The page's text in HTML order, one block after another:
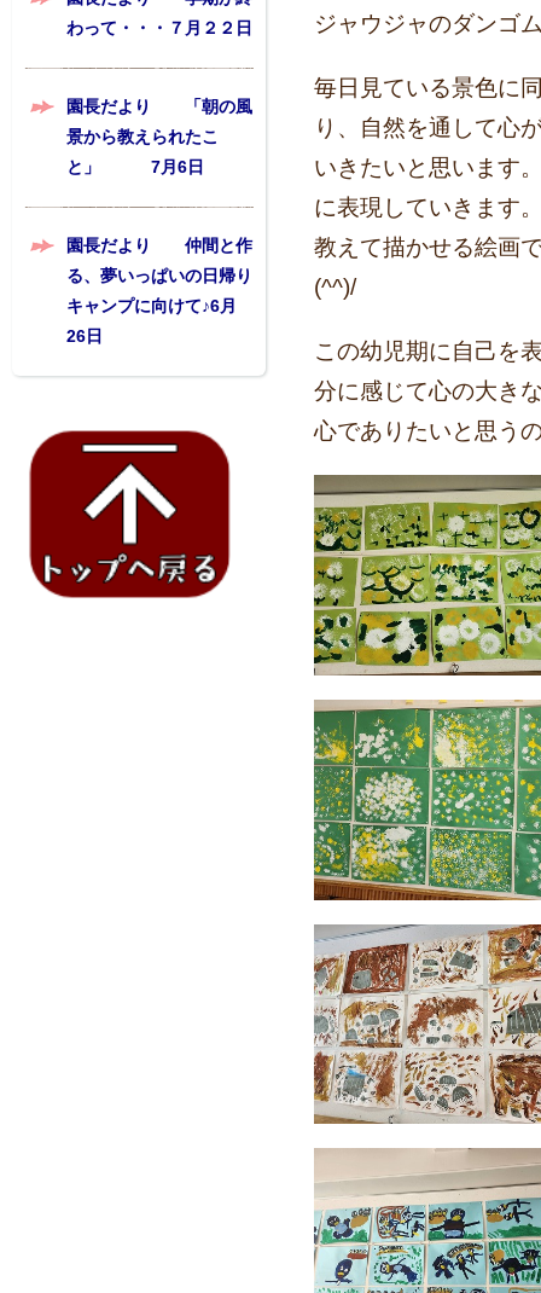
わって・・・７月２２日
園長だより 「朝の風
景から教えられたこ
と」 7月6日
園長だより 仲間と作
る、夢いっぱいの日帰り
キャンプに向けて♪6月
26日
ジャウジャのダンゴ
毎日見ている景色に
り、 自然を通して心
いきたいと思います
に表現していきます
教えて描かせる絵画
(^^)/
この幼児期に自己を
分に感じて心の大き
心でありたいと思う